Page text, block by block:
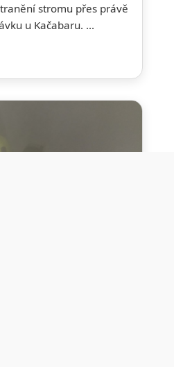
stromu přes právě
u Kačabaru. ...